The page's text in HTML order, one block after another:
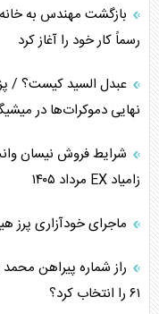
برنامه هفتم توسعه در
کنوانسیون دریای خزر
اوکراین بازوی مخرب
اهمیت راهبردی اردن
پیام، ظرفیت بالفعل‌نشده
همسویی عربستان با
ترامپ و توهم خلع
بازگشت مهندس به
رسماً کار خود را آغاز کرد
عبدل السید کیست؟ /
نهایی دموکرات‌ها در
شرایط فروش نیسان
زامیاد EX مرداد ۱۴۰۵
ماجرای خودآزاری پرز
راز شماره پیراهن
۶۱ را انتخاب کرد؟